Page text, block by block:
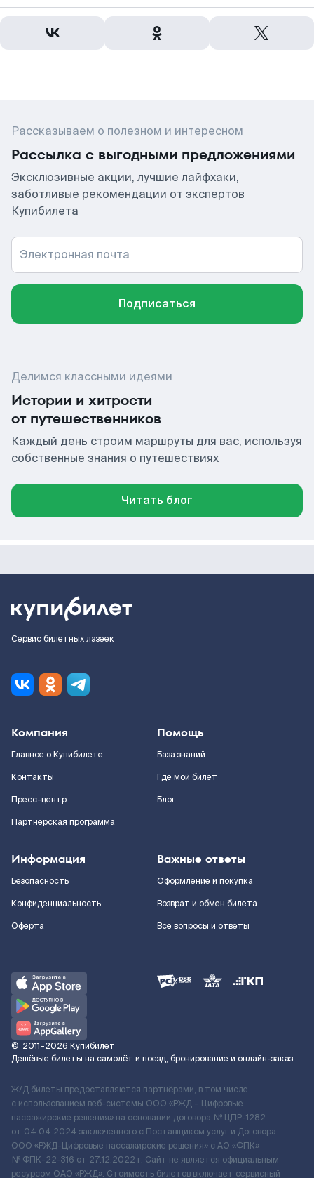
Рассказываем о полезном и интересном
Рассылка с выгодными предложениями
Эксклюзивные акции, лучшие лайфхаки,
заботливые рекомендации от экспертов
Купибилета
Электронная почта
Подписаться
Делимся классными идеями
Истории и хитрости
от путешественников
Каждый день строим маршруты для вас, используя
собственные знания о путешествиях
Читать блог
Сервис билетных лазеек
Компания
Главное о Купибилете
Контакты
Пресс-центр
Партнерская программа
Помощь
База знаний
Где мой билет
Блог
Информация
Безопасность
Конфиденциальность
Оферта
Важные ответы
Оформление и покупка
Возврат и обмен билета
Все вопросы и ответы
© 2011–2026 Купибилет
Дешёвые билеты на самолёт и поезд, бронирование и онлайн-заказ
Ж/Д билеты предоставляются партнёрами, в том числе
с использованием веб-системы ООО «РЖД – Цифровые
пассажирские решения» на основании договора № ЦПР-1282
от 04.04.2024 заключенного с Поставщиком услуг и Договора
ООО «РЖД-Цифровые пассажирские решения» c АО «ФПК»
№ ФПК-22-316 от 27.12.2022 г. Сайт не является официальным
ресурсом ОАО «РЖД». Стоимость билетов включает сервисный